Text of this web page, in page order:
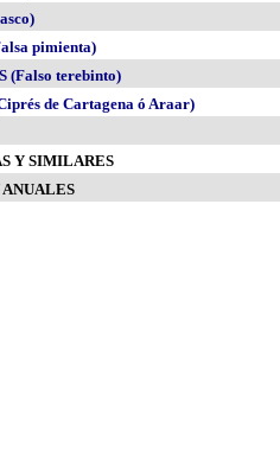
pimienta)
(Falso terebinto)
de Cartagena ó Araar)
Y SIMILARES
ANUALES